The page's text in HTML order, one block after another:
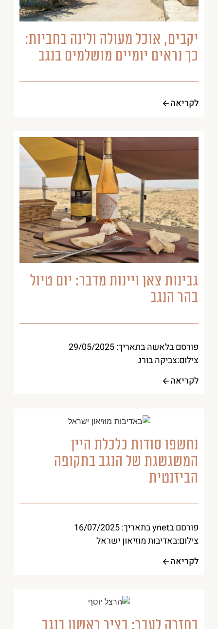
יקבים, אוכל מעולה ולינה בחביות:
כך נראים יומיים מושלמים בנגב
לקריאה
גבינות צאן ויינות מדבר: יום טיול
בהר הנגב
פורסם בלאשה בתאריך: 29/05/2025
צילום:צביקה בורג
לקריאה
נחשפו סודות כלכלת היין
המשגשגת של הנגב בתקופה
הביזנטית
פורסם בynet בתאריך: 16/07/2025
צילום:באדיבות מוזיאון ישראל
לקריאה
בחזרה לעבר: בציר ראשון בנגב